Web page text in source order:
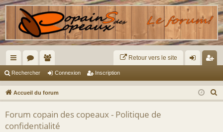
ac
co
ur
ci
or
u
m
s
m
br
es
Retour vers le site
ne
xi
cri
pti
Rechercher Connexion Inscription
Accueil du forum
e
Forum copain des copeaux - Politique de
confidentialité